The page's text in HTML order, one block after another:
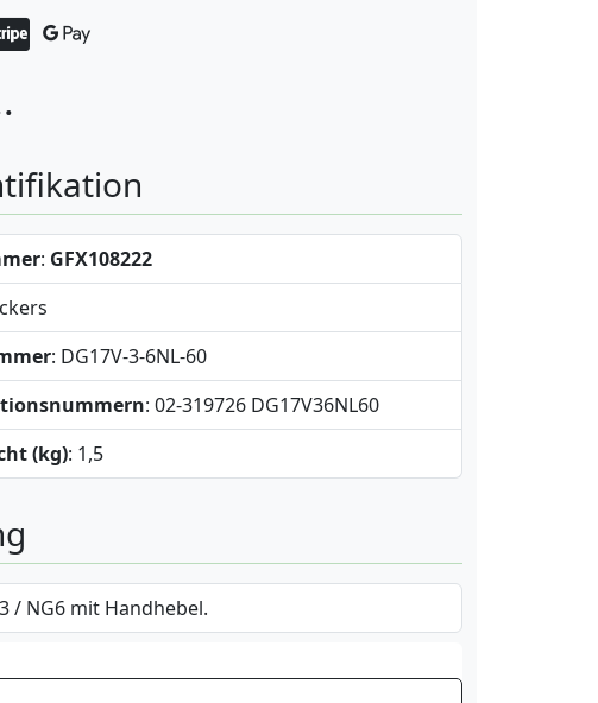
: GFX108222
: DG17V-3-6NL-60
: 02-319726 DG17V36NL60
(kg): 1,5
/ NG6 mit Handhebel.